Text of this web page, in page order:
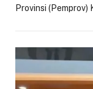
Provinsi